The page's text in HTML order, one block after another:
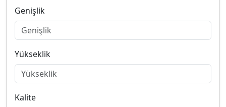
Genişlik
Yükseklik
Kalite